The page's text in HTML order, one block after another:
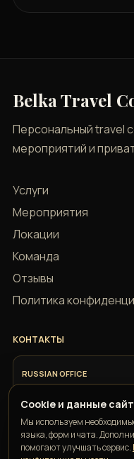
Belka Travel
Персональный travel
мероприятий и
Услуги
Мероприятия
Локации
Команда
Отзывы
Политика
КОНТАКТЫ
RUSSIAN OFFICE
+7 918 685 9883
ITALIAN OFFICE
+39 351 352 1163
Cookie и данные
Мы используем
языка, форм и чата.
помогают улучшать сервис.